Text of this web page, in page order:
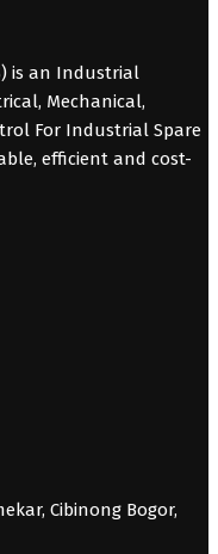
is an Industrial
Mechanical,
For Industrial Spare
efficient and cost-
Cibinong Bogor,